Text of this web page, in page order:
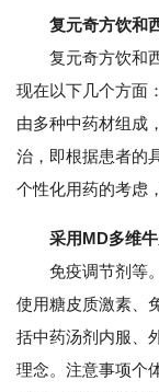
复元奇方饮和
复元奇方饮和西
现在以下几个方面
由多种中药材组成
治，即根据患者的
个性化用药的考虑
采用MD多维
免疫调节剂等。
使用糖皮质激素、
括中药汤剂内服、
理念。注意事项个